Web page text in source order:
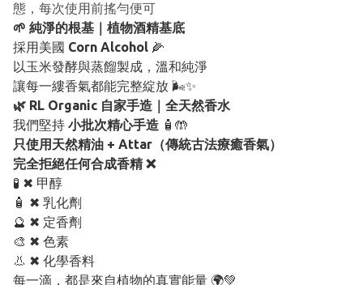
態，每次使用前搖勻便可
🌱 純淨的根基｜植物酒精基底
採用美國 Corn Alcohol 🌽
以玉米發酵與蒸餾製成，溫和純淨
讓每一縷香氣都能完整綻放 🌬️✨
🌿 RL Organic 自家手造｜全天然香水
我們堅持 小批次精心手造 🧴🤲
只使用天然精油 + Attar（傳統古法療癒香氣）
完全拒絕任何合成香精 ❌
🧪 ✖ 甲醇
🧴 ✖ 乳化劑
🔮 ✖ 定香劑
🎨 ✖ 色素
👃 ✖ 化學香料
每一滴，都是來自植物的真實能量 🌍💚